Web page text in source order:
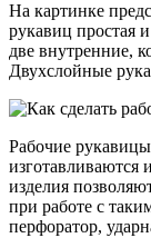
На картинке
рукавиц простая
две внутренние,
Двухслойные
Рабочие
изготавливаются
изделия
при работе с
перфоратор,